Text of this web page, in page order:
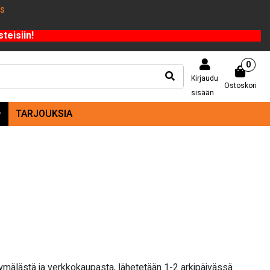
Kirjaudu
sisään
Ostoskori
0
TARJOUKSIA